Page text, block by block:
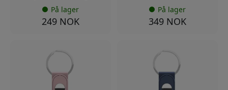
På lager
249 NOK
På lager
349 NOK